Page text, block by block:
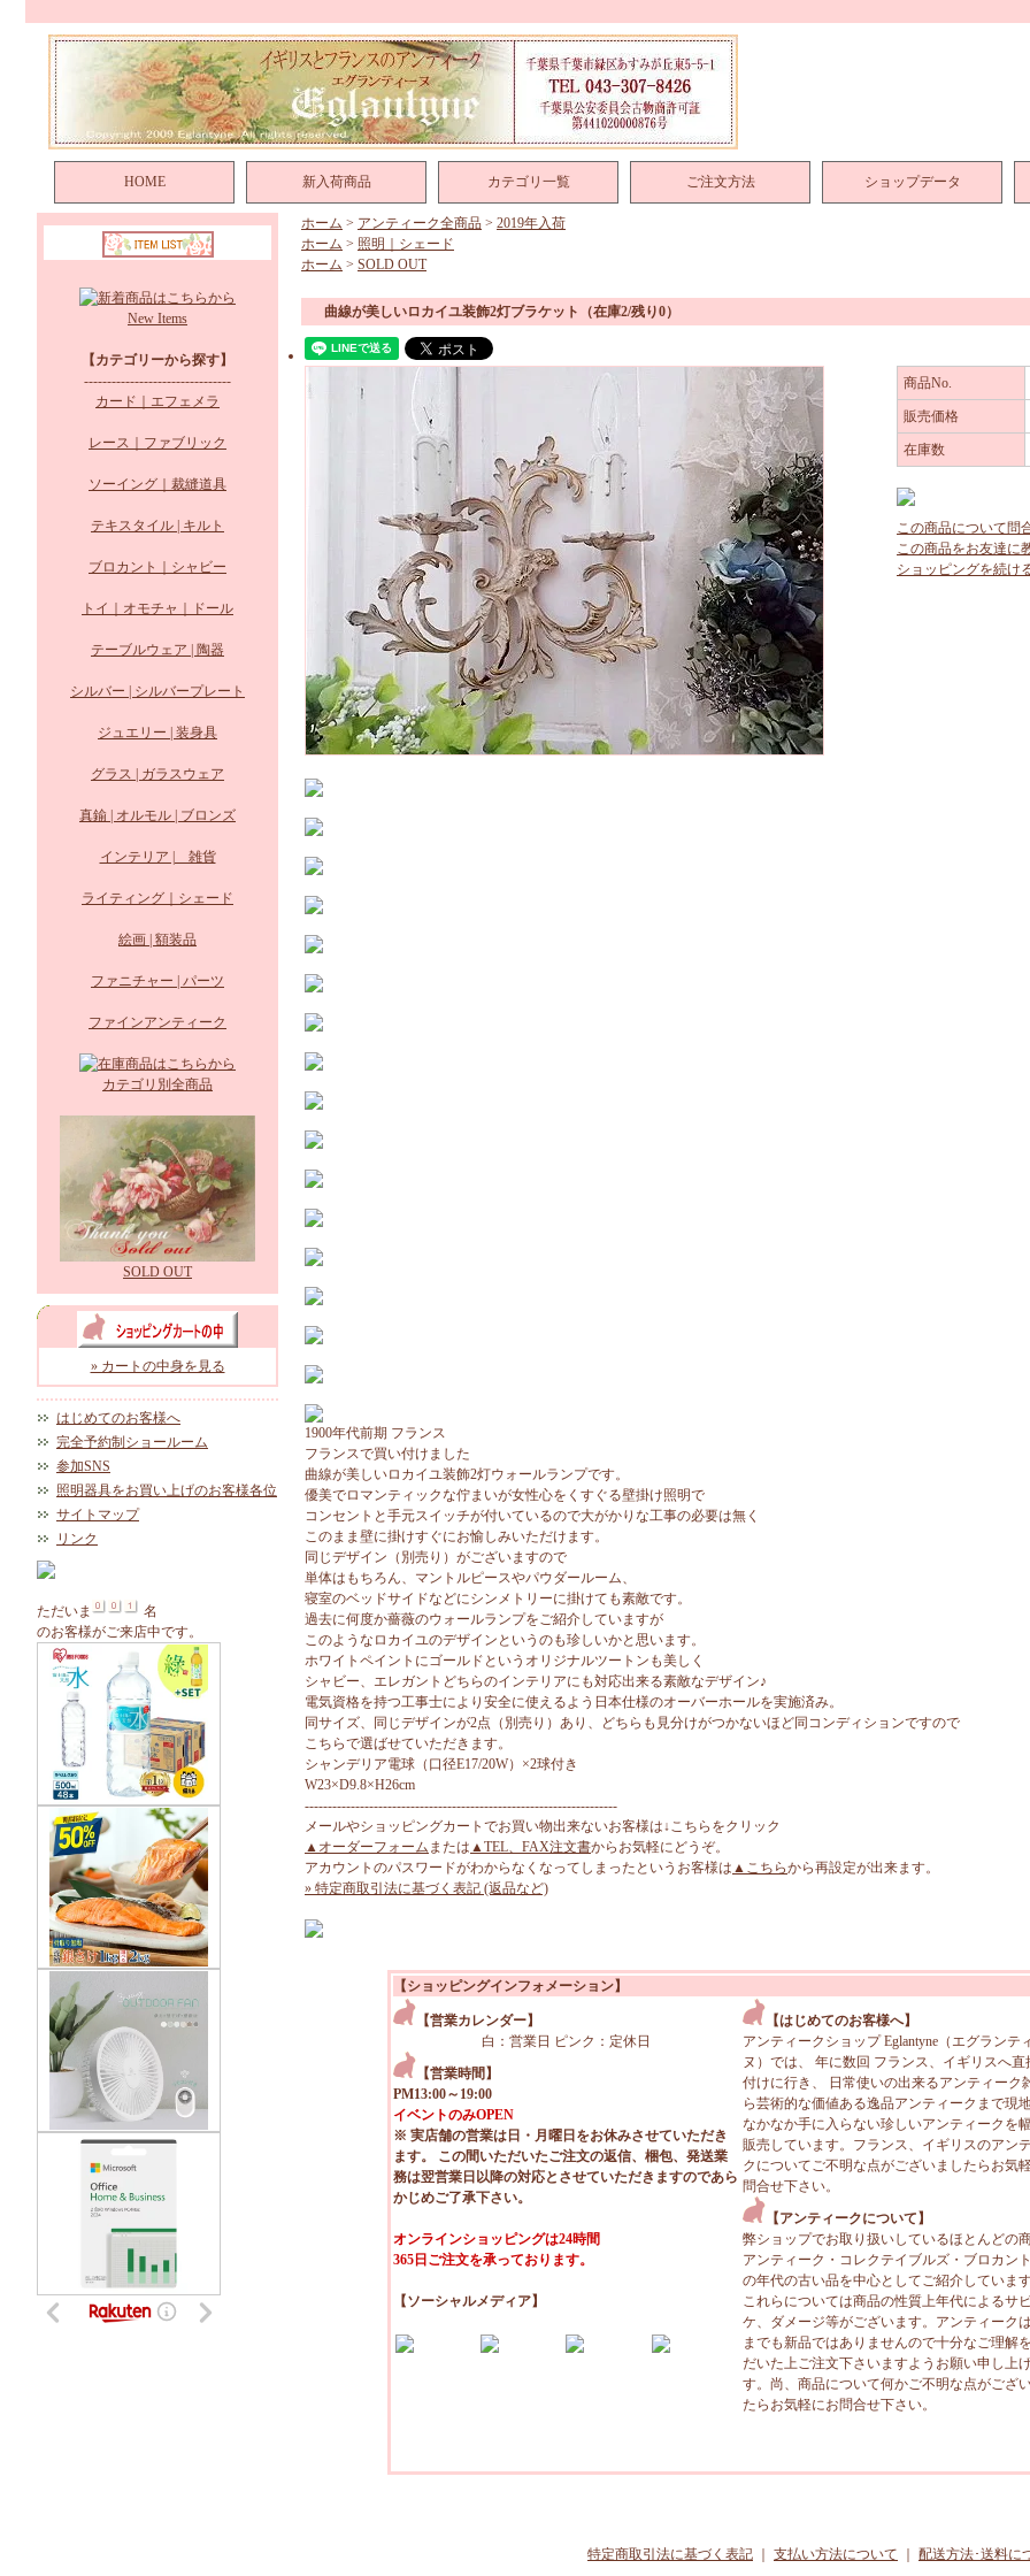
HOME 新入荷商品 カテゴリ一覧 ご注文方法 ショップデータ
New Items
【カテゴリーから探す】
--------------------------------
カード｜エフェメラ
レース｜ファブリック
ソーイング｜裁縫道具
テキスタイル | キルト
ブロカント｜シャビー
トイ｜オモチャ｜ドール
テーブルウェア | 陶器
シルバー | シルバープレート
ジュエリー | 装身具
グラス | ガラスウェア
真鍮 | オルモル | ブロンズ
インテリア | 雑貨
ライティング｜シェード
絵画 | 額装品
ファニチャー | パーツ
ファインアンティーク
カテゴリ別全商品
SOLD OUT
» カートの中身を見る
はじめてのお客様へ
完全予約制ショールーム
参加SNS
照明器具をお買い上げのお客様各位
サイトマップ
リンク
ただいま
名
のお客様がご来店中です。
ホーム > アンティーク全商品 > 2019年入荷
ホーム > 照明｜シェード
ホーム > SOLD OUT
曲線が美しいロカイユ装飾2灯ブラケット （在庫2/残り0）
商品No.
販売価格
在庫数
この商品について問
この商品をお友達に
ショッピングを続け
1900年代前期 フランス
フランスで買い付けました
曲線が美しいロカイユ装飾2灯ウォールランプです。
優美でロマンティックな佇まいが女性心をくすぐる壁掛け照明で
コンセントと手元スイッチが付いているので大がかりな工事の必要は無く
このまま壁に掛けすぐにお愉しみいただけます。
同じデザイン（別売り）がございますので
単体はもちろん、マントルピースやパウダールーム、
寝室のベッドサイドなどにシンメトリーに掛けても素敵です。
過去に何度か薔薇のウォールランプをご紹介していますが
このようなロカイユのデザインというのも珍しいかと思います。
ホワイトペイントにゴールドというオリジナルツートンも美しく
シャビー、エレガントどちらのインテリアにも対応出来る素敵なデザイン♪
電気資格を持つ工事士により安全に使えるよう日本仕様のオーバーホールを実施済み。
同サイズ、同じデザインが2点（別売り）あり、どちらも見分けがつかないほど同コンディションですので
こちらで選ばせていただきます。
シャンデリア電球（口径E17/20W）×2球付き
W23×D9.8×H26cm
--------------------------------------------------------------------
メールやショッピングカートでお買い物出来ないお客様は↓こちらをクリック
▲オーダーフォーム または ▲TEL、FAX注文書からお気軽にどうぞ。
アカウントのパスワードがわからなくなってしまったというお客様は ▲こちらから再設定が出来ます。
» 特定商取引法に基づく表記 (返品など)
【ショッピングインフォメーション】
【営業カレンダー】
白：営業日 ピンク：定休日
【営業時間】
PM13:00～19:00
イベントのみOPEN
※ 実店舗の営業は日・月曜日をお休みさせていただき
ます。 この間いただいたご注文の返信、梱包、発送業
務は翌営業日以降の対応とさせていただきますのであら
かじめご了承下さい。
オンラインショッピングは24時間
365日ご注文を承っております。
【ソーシャルメディア】
【はじめてのお客様へ】
アンティークショップ Eglantyne（エグランテ
ヌ）では、 年に数回 フランス、イギリスへ直
付けに行き、 日常使いの出来るアンティーク
ら芸術的な価値ある逸品アンティークまで現
なかなか手に入らない珍しいアンティークを
販売しています。フランス、イギリスのアン
クについてご不明な点がございましたらお気
問合せ下さい。
【アンティークについて】
弊ショップでお取り扱いしているほとんどの
アンティーク・コレクテイブルズ・ブロカン
の年代の古い品を中心としてご紹介していま
これらについては商品の性質上年代によるサ
ケ、ダメージ等がございます。アンティーク
までも新品ではありませんので十分なご理解
だいた上ご注文下さいますようお願い申し上
す。尚、商品について何かご不明な点がござ
たらお気軽にお問合せ下さい。
特定商取引法に基づく表記 支払い方法について 配送方法･送料に